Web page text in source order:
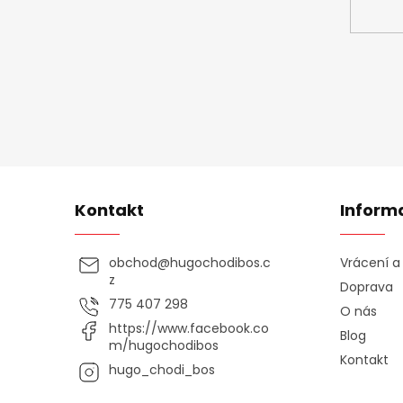
Kontakt
obchod@hugochodibos.c
z
775 407 298
https://www.facebook.co
m/hugochodibos
hugo_chodi_bos
Vrácení
Doprava
O nás
Blog
Kontakt